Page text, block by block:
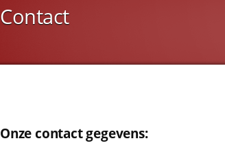
Contact
Onze contact gegevens: